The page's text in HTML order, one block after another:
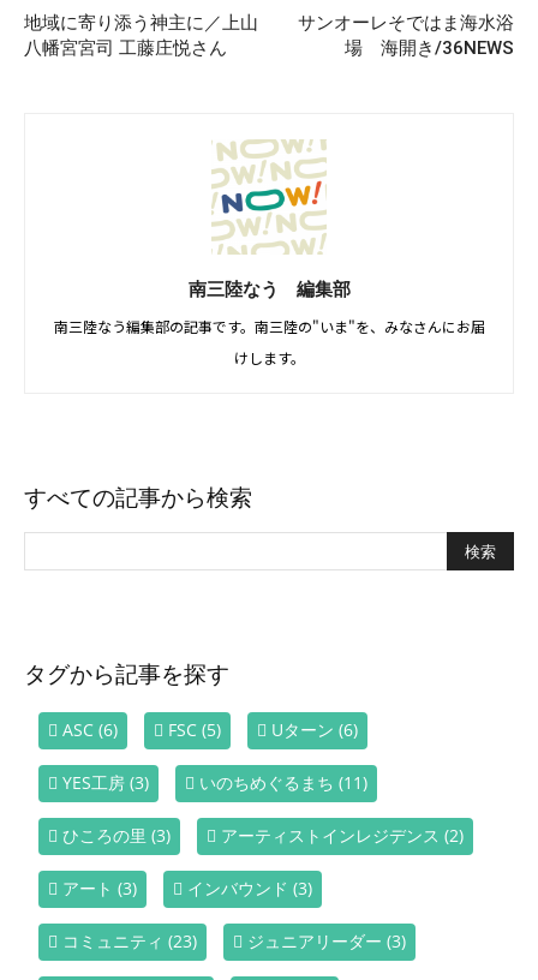
地域に寄り添う神主に／上山
八幡宮宮司 工藤庄悦さん
サンオーレそではま海水浴
場 海開き/36NEWS
南三陸なう 編集部
南三陸なう編集部の記事です。南三陸の"いま"を、みなさんにお届
けします。
すべての記事から検索
タグから記事を探す
ASC (6) FSC (5) Uターン (6)
YES工房 (3) いのちめぐるまち (11)
ひころの里 (3) アーティストインレジデンス (2)
アート (3) インバウンド (3)
コミュニティ (23) ジュニアリーダー (3)